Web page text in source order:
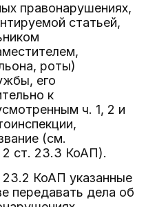
правонарушениях,
статьей,
роты)
его
к
ч. 1, 2 и
(см.
2 ст. 23.3 КоАП).
23.2 КоАП указанные
передавать дела об